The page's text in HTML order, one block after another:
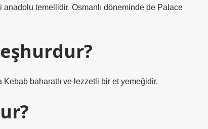
temellidir. Osmanlı döneminde de Palace
baharatlı ve lezzetli bir et yemeğidir.